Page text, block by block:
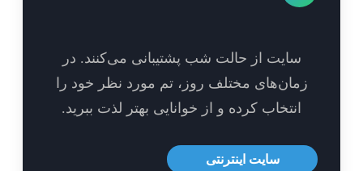
سایت از حالت شب پشتیبانی می‌کنند. در
مختلف روز، تم مورد نظر خود را
انتخاب کرده و از خوانایی بهتر لذت ببرید.
سایت اینترنتی